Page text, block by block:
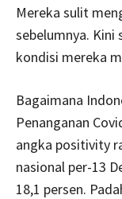
Mereka sulit
sebelumnya.
kondisi mereka
Bagaimana
Penanganan
angka positivity
nasional per-13
18,1 persen.